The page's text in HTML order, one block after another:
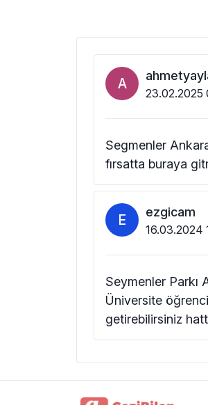
A
23.02.2025
Segmenler
fırsatta buraya
E ezgicam
16.03.2024
Seymenler Parkı
Üniversite
getirebilirsiniz